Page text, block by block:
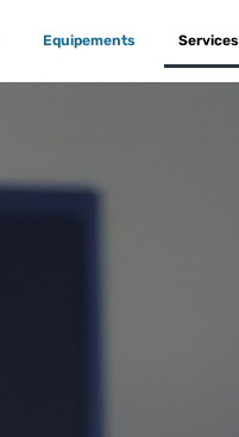
Equipements Services